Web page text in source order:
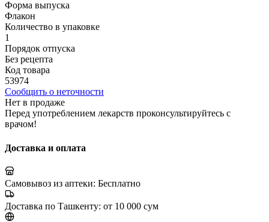
Форма выпуска
Флакон
Количество в упаковке
1
Порядок отпуска
Без рецепта
Код товара
53974
Сообщить о неточности
Нет в продаже
Перед употреблением лекарств проконсультируйтесь с
врачом!
Доставка и оплата
Самовывоз из аптеки: Бесплатно
Доставка по Ташкенту: от 10 000 сум